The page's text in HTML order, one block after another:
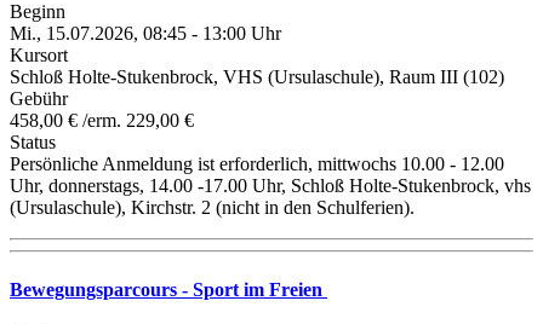
Beginn
Mi., 15.07.2026, 08:45 - 13:00 Uhr
Kursort
Schloß Holte-Stukenbrock, VHS (Ursulaschule), Raum III (102)
Gebühr
458,00 € /erm. 229,00 €
Status
Persönliche Anmeldung ist erforderlich, mittwochs 10.00 - 12.00
Uhr, donnerstags, 14.00 -17.00 Uhr, Schloß Holte-Stukenbrock, vhs
(Ursulaschule), Kirchstr. 2 (nicht in den Schulferien).
Bewegungsparcours - Sport im Freien